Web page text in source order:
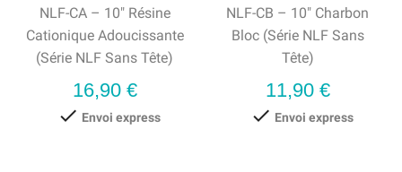
NLF-CA – 10" Résine
Cationique Adoucissante
(série NLF Sans Tête)
Prix
16,90 €
 Envoi express
NLF-CB – 10" Charbon
Bloc (série NLF Sans
Tête)
Prix
11,90 €
 Envoi express